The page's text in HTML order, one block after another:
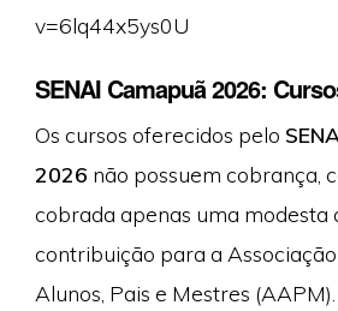
v=6lq44x5ys0U
SENAI Camapuã 2026:
Os cursos oferecidos pelo
2026 não possuem cobrança,
cobrada apenas uma modesta
contribuição para a
Alunos, Pais e Mestres (AAPM).